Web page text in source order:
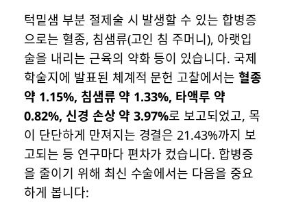
턱밑샘 부분 절제술 시 발생할 수 있는 합병증
으로는 혈종, 침샘류(고인 침 주머니), 아랫입
술을 내리는 근육의 약화 등이 있습니다. 국제
학술지에 발표된 체계적 문헌 고찰에서는혈종
약 1.15%, 침샘류 약 1.33%, 타액루 약
0.82%, 신경 손상 약 3.97%로 보고되었고, 목
이 단단하게 만져지는 경결은 21.43%까지 보
고되는 등 연구마다 편차가 컸습니다. 합병증
을 줄이기 위해 최신 수술에서는 다음을 중요
하게 봅니다: